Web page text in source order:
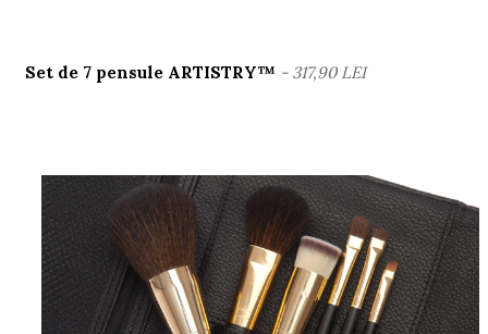
Set de 7 pensule ARTISTRY™ - 317,90 LEI